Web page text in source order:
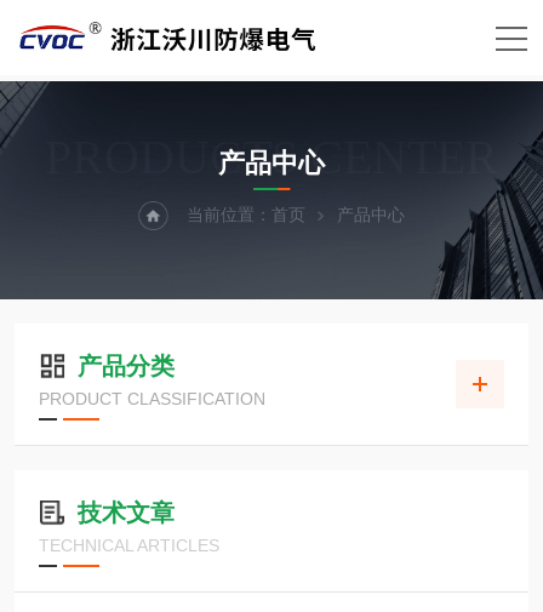
PRODUCTS CENTER
产品中心
当前位置： 首页 产品中心
产品分类
PRODUCT CLASSIFICATION
技术文章
TECHNICAL ARTICLES